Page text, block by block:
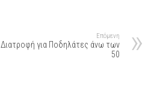
Επόμενη
Διατροφή για Ποδηλάτες άνω των
50